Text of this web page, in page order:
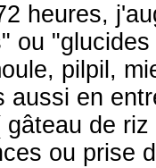
heures,
ou
pilpil,
aussi en
de
ou prise